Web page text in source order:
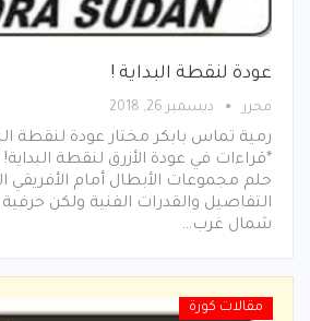
عودة لنقطة البداية !
محرر ديسمبر 26, 2018
رمية تماس بابكر مختار عودة لنقطة
*قراءات في عودة الأزرق لنقطة
حلم مجموعات الأبطال أمام الأفريقي
التفاصيل والقدرات الفنية ولكن
شمال غرب…
مقالات كورة